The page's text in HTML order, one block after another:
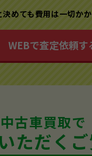
決めても費用は一切か
WEBで査定依頼す
中古車買取で
ただく